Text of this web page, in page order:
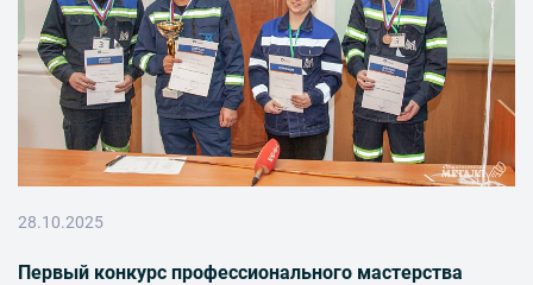
28.10.2025
Первый конкурс профессионального мастерства